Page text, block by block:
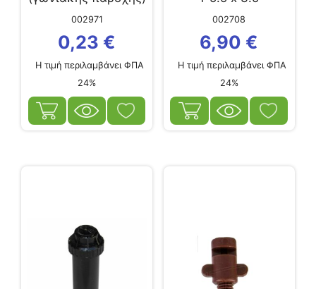
002971
0,23 €
Η τιμή περιλαμβάνει ΦΠΑ
24%
002708
6,90 €
Η τιμή περιλαμβάνει ΦΠΑ
24%